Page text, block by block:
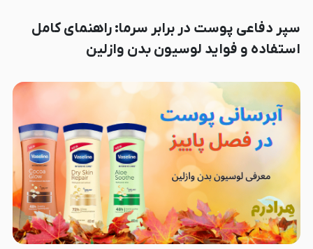
سپر دفاعی پوست در برابر سرما: راهنمای کامل
استفاده و فواید لوسیون بدن وازلین